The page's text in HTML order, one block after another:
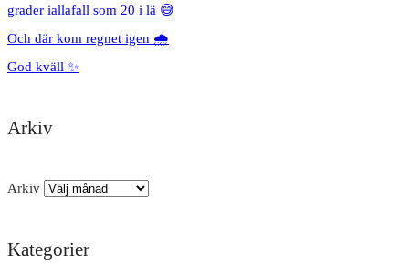
grader iallafall som 20 i lä 😅
Och där kom regnet igen 🌧️
God kväll ✨
Arkiv
Arkiv
Kategorier